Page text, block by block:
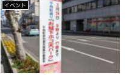
イベント